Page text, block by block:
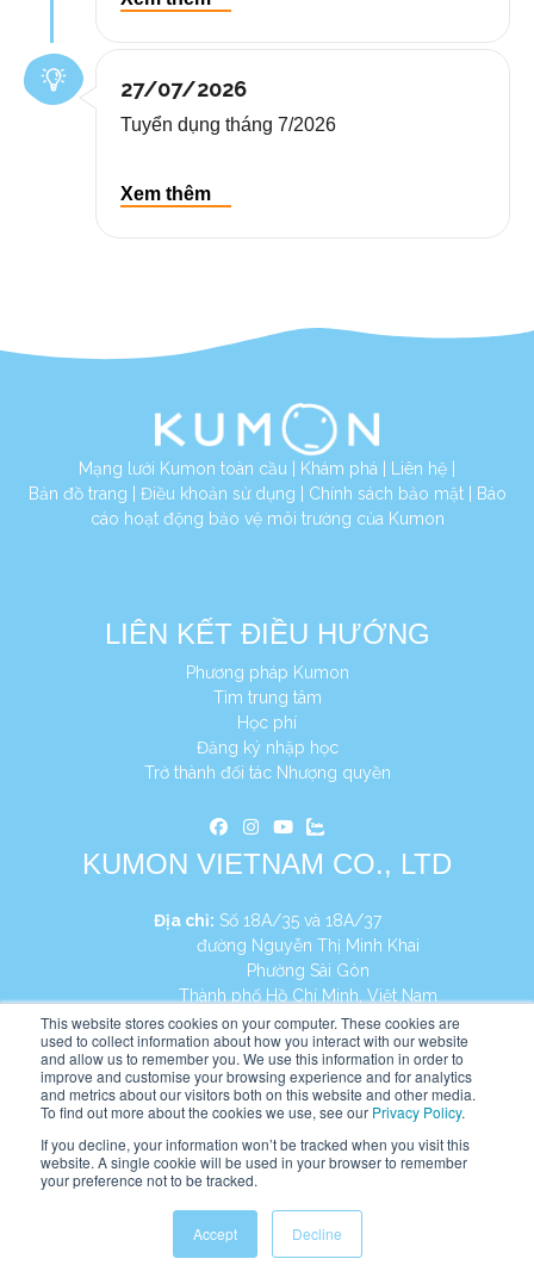
This website stores cookies on your computer. These cookies are
used to collect information about how you interact with our website
and allow us to remember you. We use this information in order to
improve and customise your browsing experience and for analytics
and metrics about our visitors both on this website and other media.
To find out more about the cookies we use, see our Privacy Policy.
If you decline, your information won’t be tracked when you visit this
website. A single cookie will be used in your browser to remember
your preference not to be tracked.
Accept Decline
Tuyển dụng tháng 7/2026
27/07/2026
Mạng lưới Kumon toàn cầu Khám phá Liên hệ
Bản đồ trang
Điều khoản sử dụng Chính sách bảo mật|
Báo
cáo hoạt động bảo vệ môi trường của Kumon
LIÊN KẾT ĐIỀU HƯỚNG
Phương pháp Kumon
Tìm trung tâm
Học phí
Đăng ký nhập học
Trở thành đối tác Nhượng quyền
KUMON VIETNAM CO., LTD
Địa chỉ: Số 18A/35 và 18A/37
đường Nguyễn Thị Minh Khai
Phường Sài Gòn
Thành phố Hồ Chí Minh, Việt Nam
Điện thoại:+84 8 39107130
Website: https://vn.kumonglobal.com
Tiếng Việt